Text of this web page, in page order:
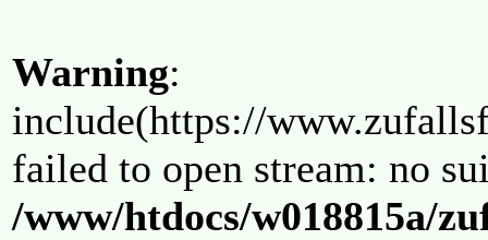
Warning:
include(https://
failed to open stream: no
/www/htdocs/w018815a/